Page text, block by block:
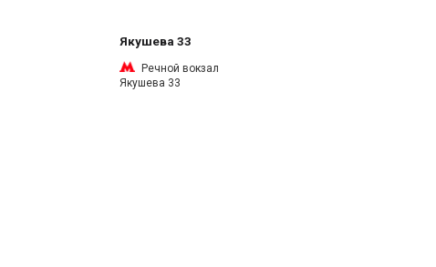
Якушева 33
Речной вокзал
Якушева 33